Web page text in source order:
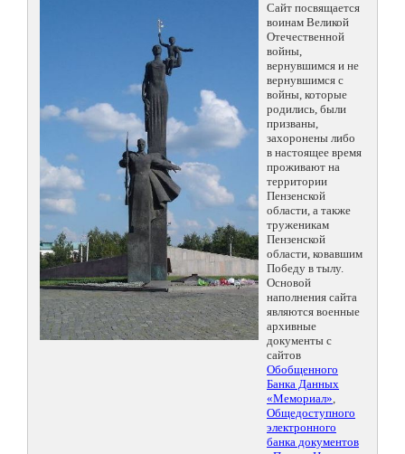
Сайт посвящается
воинам Великой
Отечественной
войны,
вернувшимся и не
вернувшимся с
войны, которые
родились, были
призваны,
захоронены либо
в настоящее время
проживают на
территории
Пензенской
области, а также
труженикам
Пензенской
области, ковавшим
Победу в тылу.
Основой
наполнения сайта
являются военные
архивные
документы с
сайтов
Обобщенного
Банка Данных
«Мемориал»,
Общедоступного
электронного
банка документов